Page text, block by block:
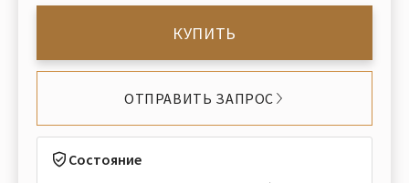
КУПИТЬ
ОТПРАВИТЬ ЗАПРОС
Состояние